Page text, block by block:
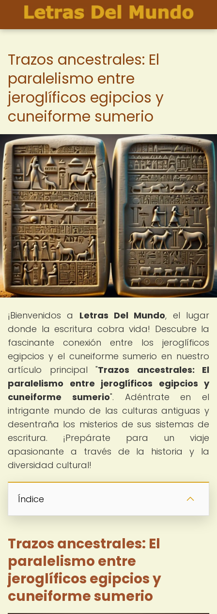
Trazos ancestrales: El
paralelismo entre
jeroglíficos egipcios y
cuneiforme sumerio
¡Bienvenidos a Letras Del Mundo, el lugar
donde la escritura cobra vida! Descubre la
fascinante conexión entre los jeroglíficos
egipcios y el cuneiforme sumerio en nuestro
artículo principal "Trazos ancestrales: El
paralelismo entre jeroglíficos egipcios y
cuneiforme sumerio". Adéntrate en el
intrigante mundo de las culturas antiguas y
desentraña los misterios de sus sistemas de
escritura. ¡Prepárate para un viaje
apasionante a través de la historia y la
diversidad cultural!
Índice
Trazos ancestrales: El
paralelismo entre
jeroglíficos egipcios y
cuneiforme sumerio